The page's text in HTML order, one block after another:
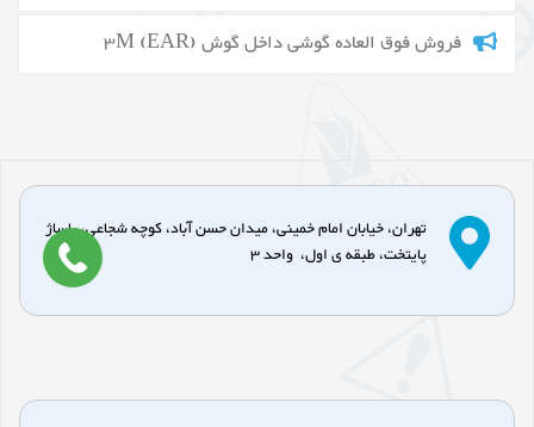
فروش فوق العاده گوشی داخل گوش 3M (EAR)
تهران، خیابان امام خمینی، میدان حسن آباد، کوچه شجاعی، پاساژ
پایتخت، طبقه ی اول، واحد 3